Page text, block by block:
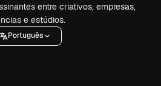
entre criativos, empresas,
e estúdios.
Português